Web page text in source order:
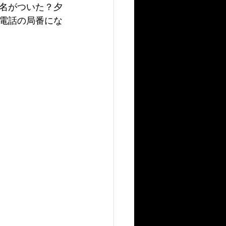
がついた？夕
話の局番にな